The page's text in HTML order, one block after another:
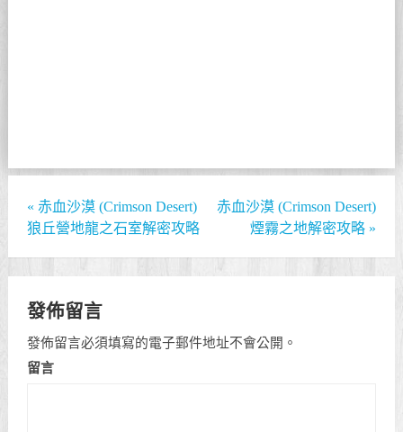
« 赤血沙漠 (Crimson Desert)
狼丘營地龍之石室解密攻略
赤血沙漠 (Crimson Desert)
煙霧之地解密攻略 »
發佈留言
發佈留言必須填寫的電子郵件地址不會公開。
留言